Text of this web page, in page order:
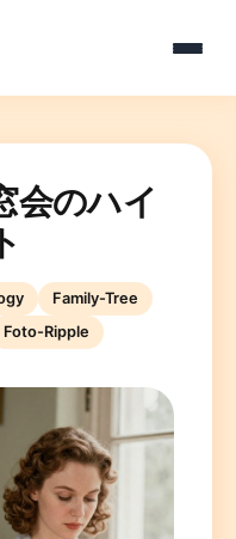
会のハイ
Family-Tree
Foto-Ripple